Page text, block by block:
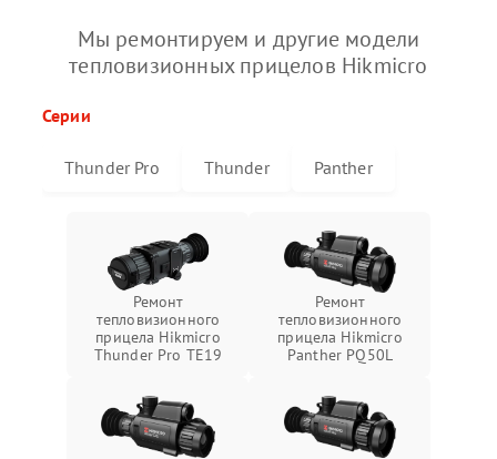
Мы ремонтируем и другие модели
тепловизионных прицелов Hikmicro
Серии
Thunder Pro Thunder Panther
Ремонт
тепловизионного
прицела Hikmicro
Thunder Pro TE19
Ремонт
тепловизионного
прицела Hikmicro
Panther PQ50L